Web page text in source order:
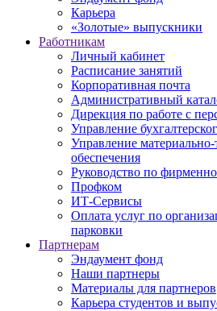
Карьера
«Золотые» выпускники
Работникам
Личный кабинет
Расписание занятий
Корпоративная почта
Административный
Дирекция по работе с
Управление
Управление материально-
обеспечения
Руководство по
Профком
ИТ-Сервисы
Оплата услуг по
парковки
Партнерам
Эндаумент фонд
Наши партнеры
Материалы для партнеров
Карьера студентов и